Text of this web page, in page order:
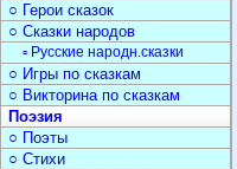
○ Герои сказок
○ Сказки народов
▫ Русские народн.сказки
○ Игры по сказкам
○ Викторина по сказкам
Поэзия
○ Поэты
○ Стихи